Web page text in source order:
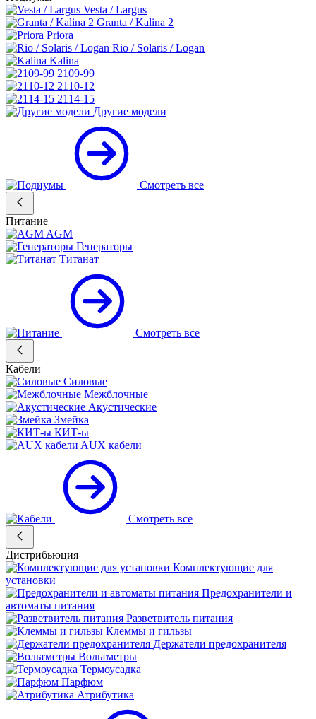
Vesta / Largus
Granta / Kalina 2
Priora
Rio / Solaris / Logan
Kalina
2109-99
2110-12
2114-15
Другие модели
Смотреть все
Питание
AGM
Генераторы
Титанат
Смотреть все
Кабели
Силовые
Межблочные
Акустические
Змейка
КИТ-ы
AUX кабели
Смотреть все
Дистрибьюция
Комплектующие для
установки
Предохранители и
автоматы питания
Разветвитель питания
Клеммы и гильзы
Держатели предохранителя
Вольтметры
Термоусадка
Парфюм
Атрибутика